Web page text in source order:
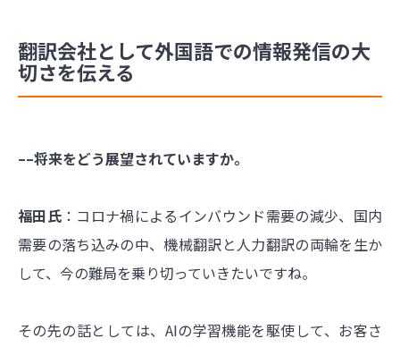
翻訳会社として外国語での情報発信の大
切さを伝える
––将来をどう展望されていますか。
福田氏 ：コロナ禍によるインバウンド需要の減少、国内
需要の落ち込みの中、機械翻訳と人力翻訳の両輪を生か
して、今の難局を乗り切っていきたいですね。
その先の話としては、AIの学習機能を駆使して、お客さ